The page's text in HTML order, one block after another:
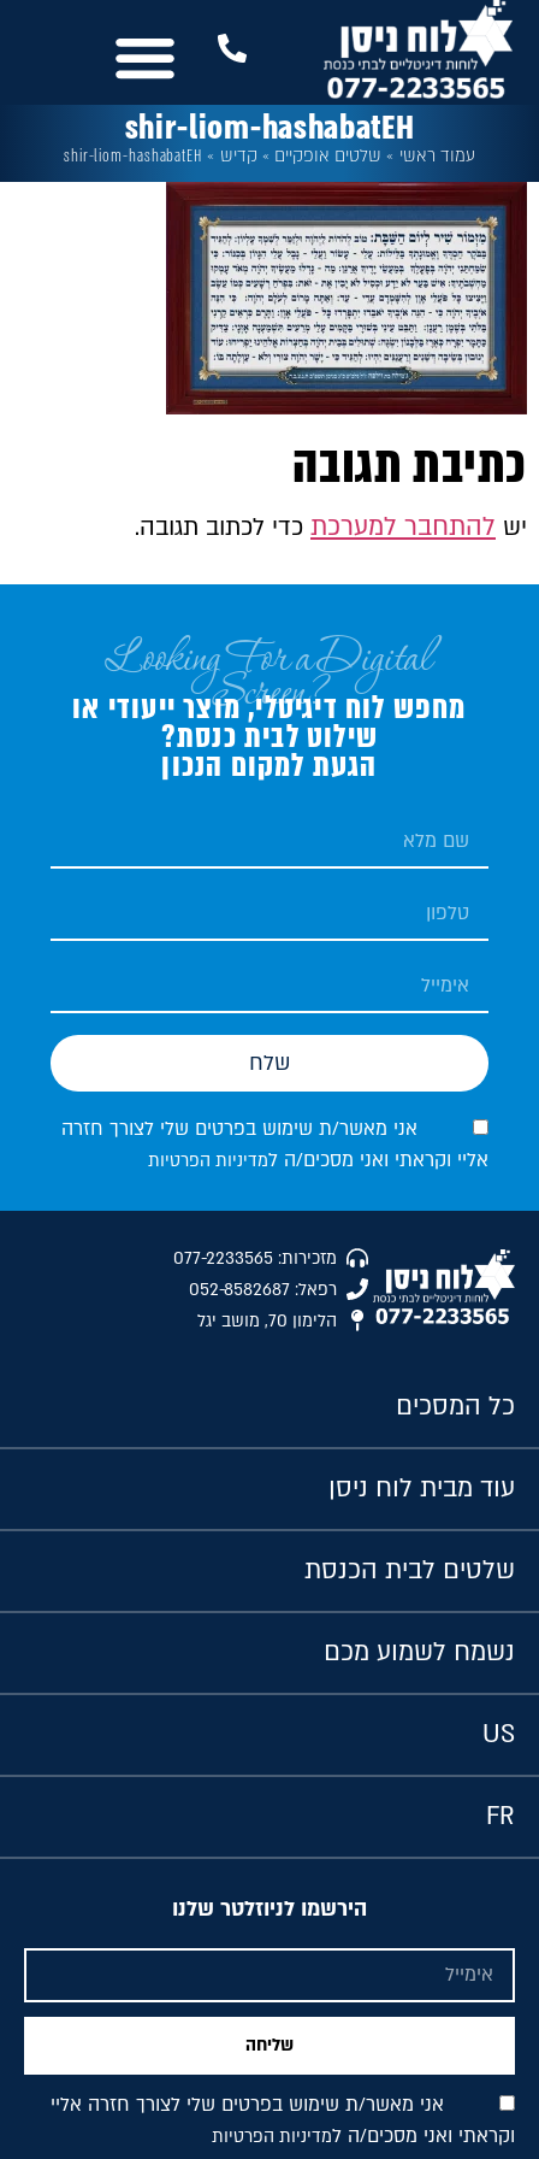
לתוכן
shir-liom-hashabatEH
עמוד ראשי » שלטים אופקיים » קדיש »
shir-liom-hashabatEH
כתיבת תגובה
יש להתחבר למערכת כדי לכתוב תגובה.
Looking For a Digital
Screen?
מחפש לוח דיגיטלי, מוצר ייעודי או
שילוט לבית כנסת?
הגעת למקום הנכון
אני מאשר/ת שימוש בפרטים שלי לצורך חזרה
אליי וקראתי ואני מסכים/ה למדיניות הפרטיות
שלח
מזכירות: 077-2233565
רפאל: 052-8582687
הלימון 70, מושב יגל
כל המסכים
עוד מבית לוח ניסן
שלטים לבית הכנסת
נשמח לשמוע מכם
US
FR
הירשמו לניוזלטר שלנו
אני מאשר/ת שימוש בפרטים שלי לצורך חזרה אליי
וקראתי ואני מסכים/ה למדיניות הפרטיות
שליחה